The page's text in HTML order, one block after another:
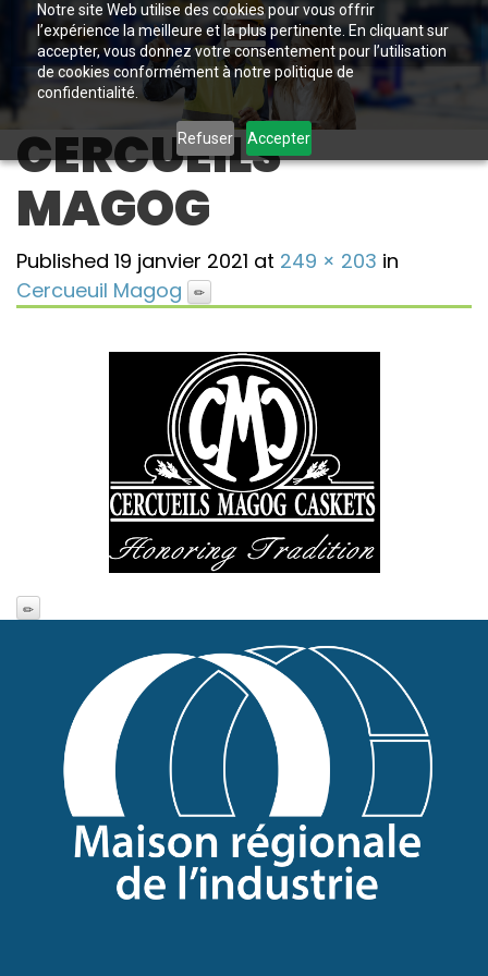
Notre site Web utilise des cookies pour vous offrir
l’expérience la meilleure et la plus pertinente. En cliquant sur
accepter, vous donnez votre consentement pour l’utilisation
de cookies conformément à notre politique de
confidentialité.
Refuser Accepter
CERCUEILS
MAGOG
Published 19 janvier 2021 at 249 × 203 in
Cercueuil Magog